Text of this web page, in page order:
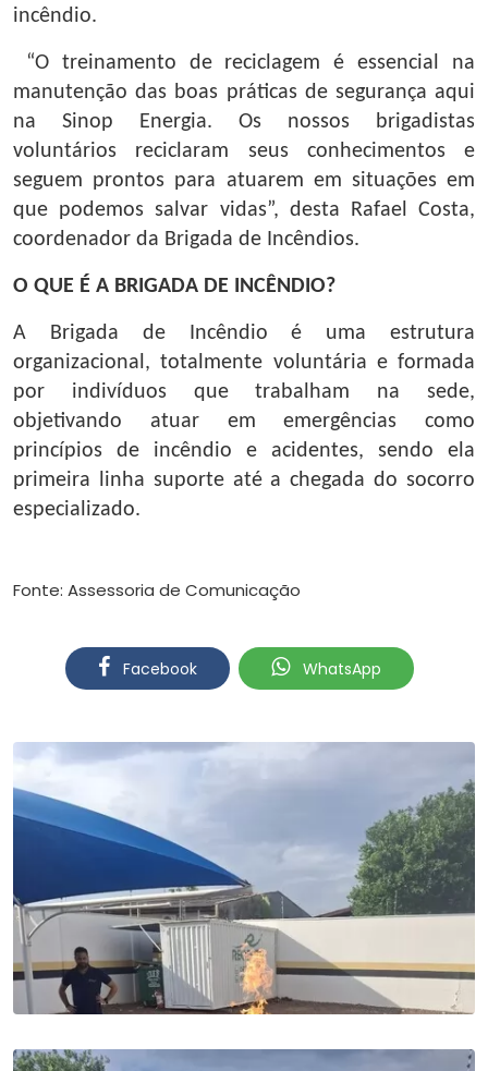
incêndio.
“O treinamento de reciclagem é essencial na
manutenção das boas práticas de segurança aqui
na Sinop Energia. Os nossos brigadistas
voluntários reciclaram seus conhecimentos e
seguem prontos para atuarem em situações em
que podemos salvar vidas”, desta Rafael Costa,
coordenador da Brigada de Incêndios.
O QUE É A BRIGADA DE INCÊNDIO?
A Brigada de Incêndio é uma estrutura
organizacional, totalmente voluntária e formada
por indivíduos que trabalham na sede,
objetivando atuar em emergências como
princípios de incêndio e acidentes, sendo ela
primeira linha suporte até a chegada do socorro
especializado.
Fonte: Assessoria de Comunicação
Facebook WhatsApp